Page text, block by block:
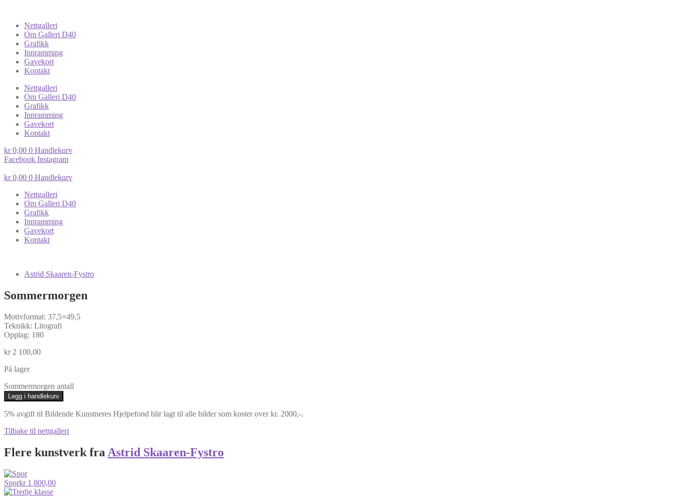
Nettgalleri
Om Galleri D40
Grafikk
Innramming
Gavekort
Kontakt
Nettgalleri
Om Galleri D40
Grafikk
Innramming
Gavekort
Kontakt
kr0,00 0 Handlekurv
Facebook Instagram
kr0,00 0 Handlekurv
Nettgalleri
Om Galleri D40
Grafikk
Innramming
Gavekort
Kontakt
Astrid Skaaren-Fystro
Sommermorgen
Motivformat: 37,5×49,5
Teknikk: Litografi
Opplag: 180
kr2 100,00
På lager
Sommermorgen antall
Legg i handlekurv
5% avgift til Bildende Kunstneres Hjelpefond blir lagt til alle bilder som koster over kr. 2000,-.
Tilbake til nettgalleri
Flere kunstverk fra Astrid Skaaren-Fystro
Sporkr1 800,00